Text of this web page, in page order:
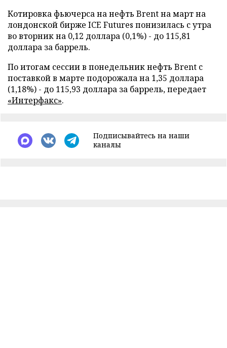
Котировка фьючерса на нефть Brent на март на
лондонской бирже ICE Futures понизилась с утра
во вторник на 0,12 доллара (0,1%) - до 115,81
доллара за баррель.
По итогам сессии в понедельник нефть Brent c
поставкой в марте подорожала на 1,35 доллара
(1,18%) - до 115,93 доллара за баррель, передает
«Интерфакс».
Подписывайтесь на наши
каналы